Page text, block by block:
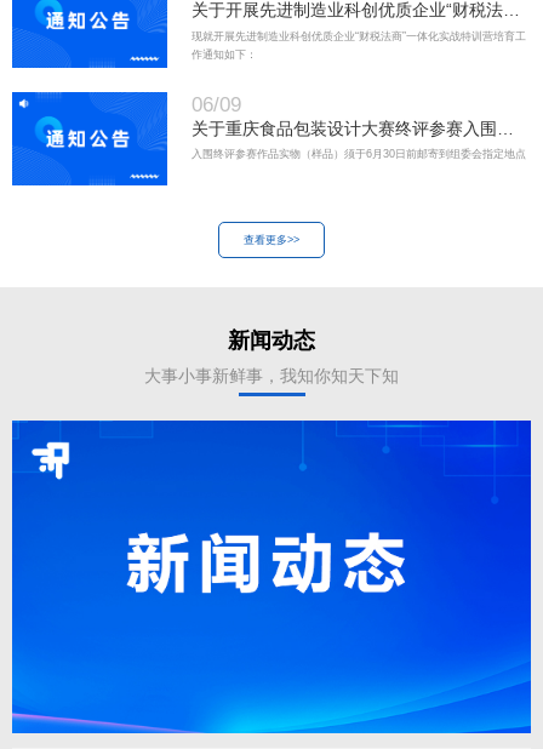
关于开展先进制造业科创优质企业“财税法
商”一体化实战特训营培育的通知
现就开展先进制造业科创优质企业“财税法商”一体化实战特训营培育工
作通知如下：
06/09
关于重庆食品包装设计大赛终评参赛入围作
品名单的公示
入围终评参赛作品实物（样品）须于6月30日前邮寄到组委会指定地点
查看更多>>
新闻动态
大事小事新鲜事，我知你知天下知